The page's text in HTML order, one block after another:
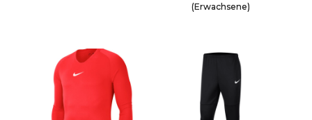
(Erwachsene)